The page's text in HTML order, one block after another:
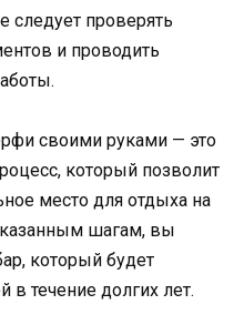
следует проверять
и проводить
своими руками — это
который позволит
место для отдыха на
шагам, вы
который будет
в течение долгих лет.